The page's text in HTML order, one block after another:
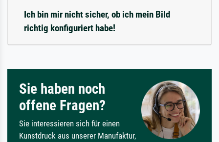
Ich bin mir nicht sicher, ob ich mein Bild
richtig konfiguriert habe!
Sie haben noch
offene Fragen?
Sie interessieren sich für einen
Kunstdruck aus unserer Manufaktur,